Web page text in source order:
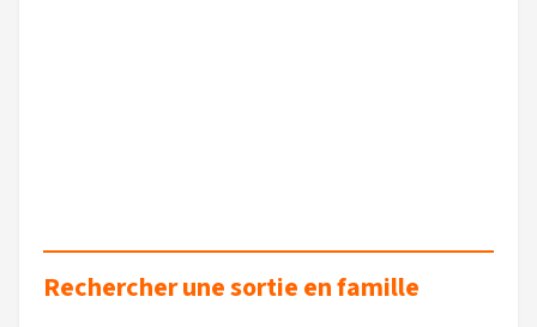
Rechercher une sortie en famille